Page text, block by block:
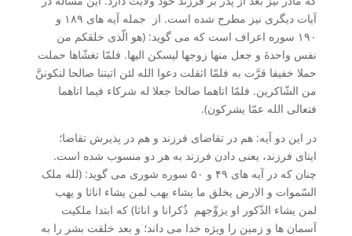
آیات دیگری نیز مطرح شده است. از جمله آیه های ۱۸۹ و
۱۹۰ سوره اعراف است که می گوید: (هو الّذی خلقکم من
نفس واحدۀ و جعل منها زوجها لیسکن الیها. فلمّا تغشّاها حملت
حملا خفیفا قرَّت به فلمّا اثقلت دعوا الله لئن اتیتنا صالحا لنکوننَّ
من الشّاکرین. فلمّا اتاهما صالحا جعلا له شرکاء فیما اتاهما
فتعالی الله عمّا یشرکون).
در این دو آیه: هم در تقاضای فرزند و هم در پذیرش تقاضا؛
ایتای فرزند، یعنی دادن فرزند به هر دو منسوب شده است.
چنان که در آیه های ۴۹ و ۵۰ سوره شوری می گوید: (لله ملک
السّموات و الارض یخلق ما یشاء یهب لمن یشاء اناثا و یهب
لمن یشاء الذّکور او یزوِّجهم ذُکرانا و اناثا) که ابتدا ملکیت
آسمان ها و زمین را ویژه خدا می داند؛ و بعد خلقت بشر را به